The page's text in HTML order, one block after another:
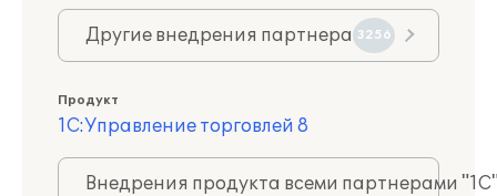
Другие внедрения партнера 3256
Продукт
1С:Управление торговлей 8
Внедрения продукта всеми партнерами